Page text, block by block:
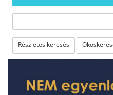
Részletes keresés